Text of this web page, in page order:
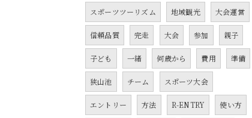
スポーツツーリズム 地域観光 大会運営
信頼品質 完走 大会 参加 親子
子ども 一緒 何歳から 費用 準備
狭山池 チーム スポーツ大会
エントリー 方法 R-ENTRY 使い方